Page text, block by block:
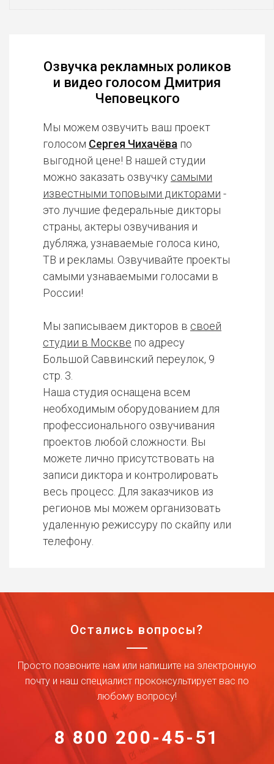
Озвучка рекламных роликов
и видео голосом Дмитрия
Чеповецкого
Мы можем озвучить ваш проект
голосом Сергея Чихачёва по
выгодной цене! В нашей студии
можно заказать озвучку самыми
известными топовыми дикторами -
это лучшие федеральные дикторы
страны, актеры озвучивания и
дубляжа, узнаваемые голоса кино,
ТВ и рекламы. Озвучивайте проекты
самыми узнаваемыми голосами в
России!
Мы записываем дикторов в своей
студии в Москве по адресу
Большой Саввинский переулок, 9
стр. 3.
Наша студия оснащена всем
необходимым оборудованием для
профессионального озвучивания
проектов любой сложности. Вы
можете лично присутствовать на
записи диктора и контролировать
весь процесс. Для заказчиков из
регионов мы можем организовать
удаленную режиссуру по скайпу или
телефону.
Остались вопросы?
Просто позвоните нам или напишите на электронную
почту и наш специалист проконсультирует вас по
любому вопросу!
8 800 200-45-51